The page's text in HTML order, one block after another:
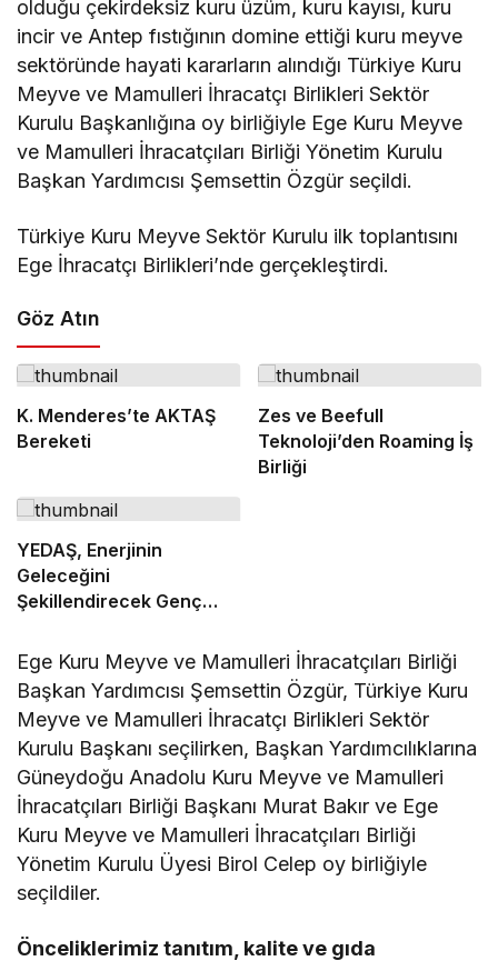
olduğu çekirdeksiz kuru üzüm, kuru kayısı, kuru
incir ve Antep fıstığının domine ettiği kuru meyve
sektöründe hayati kararların alındığı Türkiye Kuru
Meyve ve Mamulleri İhracatçı Birlikleri Sektör
Kurulu Başkanlığına oy birliğiyle Ege Kuru Meyve
ve Mamulleri İhracatçıları Birliği Yönetim Kurulu
Başkan Yardımcısı Şemsettin Özgür seçildi.
Türkiye Kuru Meyve Sektör Kurulu ilk toplantısını
Ege İhracatçı Birlikleri’nde gerçekleştirdi.
Göz Atın
K. Menderes’te AKTAŞ
Bereketi
Zes ve Beefull
Teknoloji’den Roaming İş
Birliği
YEDAŞ, Enerjinin
Geleceğini
Şekillendirecek Genç
Ege Kuru Meyve ve Mamulleri İhracatçıları Birliği
Başkan Yardımcısı Şemsettin Özgür, Türkiye Kuru
Meyve ve Mamulleri İhracatçı Birlikleri Sektör
Kurulu Başkanı seçilirken, Başkan Yardımcılıklarına
Güneydoğu Anadolu Kuru Meyve ve Mamulleri
İhracatçıları Birliği Başkanı Murat Bakır ve Ege
Kuru Meyve ve Mamulleri İhracatçıları Birliği
Yönetim Kurulu Üyesi Birol Celep oy birliğiyle
seçildiler.
Önceliklerimiz tanıtım, kalite ve gıda